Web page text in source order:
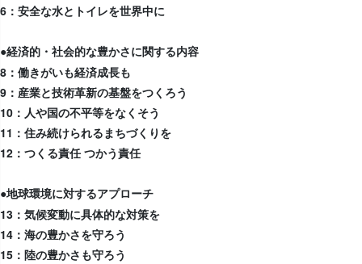
6：安全な水とトイレを世界中に
●経済的・社会的な豊かさに関する内容
8：働きがいも経済成長も
9：産業と技術革新の基盤をつくろう
10：人や国の不平等をなくそう
11：住み続けられるまちづくりを
12：つくる責任 つかう責任
●地球環境に対するアプローチ
13：気候変動に具体的な対策を
14：海の豊かさを守ろう
15：陸の豊かさも守ろう